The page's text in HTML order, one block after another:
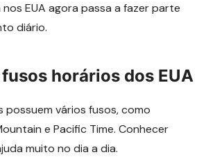
EUA agora passa a fazer parte
diário.
horários dos EUA
possuem vários fusos, como
e Pacific Time. Conhecer
muito no dia a dia.